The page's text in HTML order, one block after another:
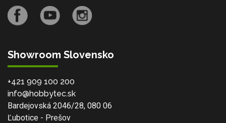
Showroom Slovensko
+421 909 100 200
info@hobbytec.sk
Bardejovská 2046/28, 080 06
Ľubotice - Prešov